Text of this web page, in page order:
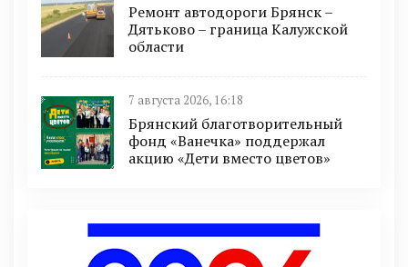
Ремонт автодороги Брянск –
Дятьково – граница Калужской
области
7 августа 2026, 16:18
Брянский благотворительный
фонд «Ванечка» поддержал
акцию «Дети вместо цветов»